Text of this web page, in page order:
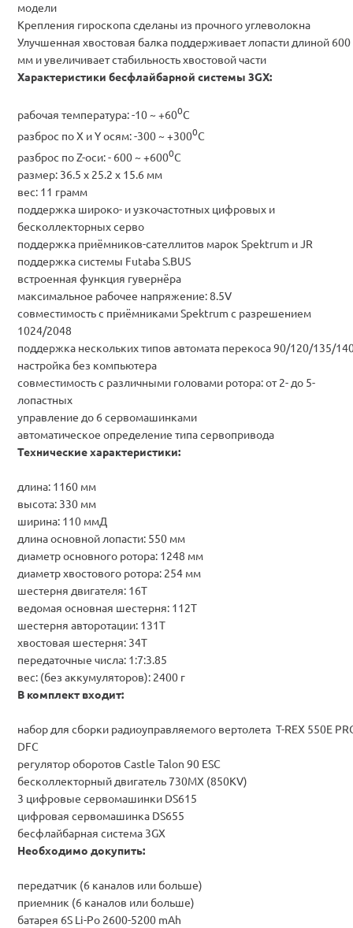
модели
Крепления гироскопа сделаны из прочного углеволокна
Улучшенная хвостовая балка поддерживает лопасти длиной 600
мм и увеличивает стабильность хвостовой части
Характеристики бесфлайбарной системы 3GX:
рабочая температура: -10 ~ +600C
разброс по X и Y осям: -300 ~ +3000C
разброс по Z-оси: - 600 ~ +6000C
размер: 36.5 x 25.2 x 15.6 мм
вес: 11 грамм
поддержка широко- и узкочастотных цифровых и
бесколлекторных серво
поддержка приёмников-сателлитов марок Spektrum и JR
поддержка системы Futaba S.BUS
встроенная функция гувернёра
максимальное рабочее напряжение: 8.5V
совместимость с приёмниками Spektrum с разрешением
1024/2048
поддержка нескольких типов автомата перекоса 90/120/135/
настройка без компьютера
совместимость с различными головами ротора: от 2- до 5-
лопастных
управление до 6 сервомашинками
автоматическое определение типа сервопривода
Технические характеристики:
длина: 1160 мм
высота: 330 мм
ширина: 110 ммД
длина основной лопасти: 550 мм
диаметр основного ротора: 1248 мм
диаметр хвостового ротора: 254 мм
шестерня двигателя: 16T
ведомая основная шестерня: 112T
шестерня авторотации: 131T
хвостовая шестерня: 34T
передаточные числа: 1:7:3.85
вес: (без аккумуляторов): 2400 г
В комплект входит:
набор для сборки радиоуправляемого вертолета T-REX 550E
DFC
регулятор оборотов Castle Talon 90 ESC
бесколлекторный двигатель 730МХ (850KV)
3 цифровые сервомашинки DS615
цифровая сервомашинка DS655
бесфлайбарная система 3GX
Необходимо докупить:
передатчик (6 каналов или больше)
приемник (6 каналов или больше)
батарея 6S Li-Po 2600-5200 mAh